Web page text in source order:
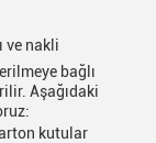
ve nakli
bağlı
Aşağıdaki
kutular